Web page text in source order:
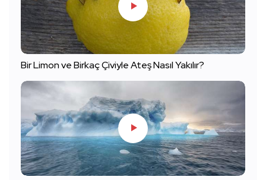
Bir Limon ve Birkaç Çiviyle Ateş Nasıl Yakılır?